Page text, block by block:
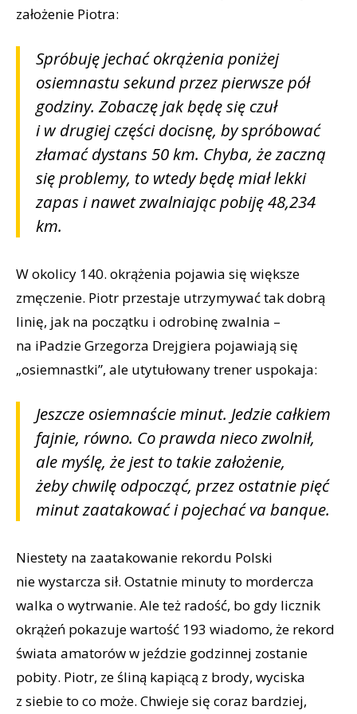
założenie Piotra:
Spróbuję jechać okrążenia poniżej
osiemnastu sekund przez pierwsze pół
godziny. Zobaczę jak będę się czuł
i w drugiej części docisnę, by spróbować
złamać dystans 50 km. Chyba, że zaczną
się problemy, to wtedy będę miał lekki
zapas i nawet zwalniając pobiję 48,234
km.
W okolicy 140. okrążenia pojawia się większe
zmęczenie. Piotr przestaje utrzymywać tak dobrą
linię, jak na początku i odrobinę zwalnia –
na iPadzie Grzegorza Drejgiera pojawiają się
„osiemnastki”, ale utytułowany trener uspokaja:
Jeszcze osiemnaście minut. Jedzie całkiem
fajnie, równo. Co prawda nieco zwolnił,
ale myślę, że jest to takie założenie,
żeby chwilę odpocząć, przez ostatnie pięć
minut zaatakować i pojechać va banque.
Niestety na zaatakowanie rekordu Polski
nie wystarcza sił. Ostatnie minuty to mordercza
walka o wytrwanie. Ale też radość, bo gdy licznik
okrążeń pokazuje wartość 193 wiadomo, że rekord
świata amatorów w jeździe godzinnej zostanie
pobity. Piotr, ze śliną kapiącą z brody, wyciska
z siebie to co może. Chwieje się coraz bardziej,